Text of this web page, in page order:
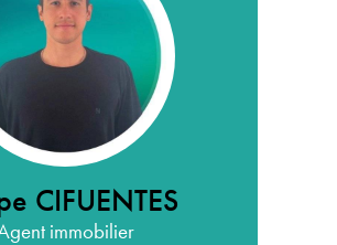
CIFUENTES
immobilier